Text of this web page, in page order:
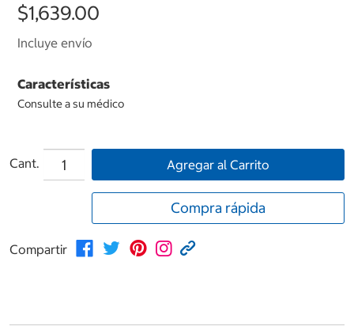
$1,639.00
Incluye envío
Características
Consulte a su médico
Cant. Agregar al Carrito
Compra rápida
Compartir